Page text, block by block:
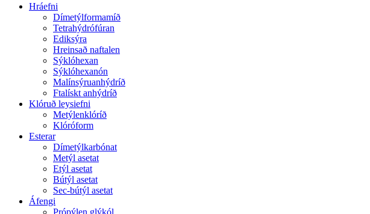
Hráefni
Dímetýlformamíð
Tetrahýdrófúran
Ediksýra
Hreinsað naftalen
Sýklóhexan
Sýklóhexanón
Malínsýruanhýdríð
Ftalískt anhýdríð
Klóruð leysiefni
Metýlenklóríð
Klóróform
Esterar
Dímetýlkarbónat
Metýl asetat
Etýl asetat
Bútýl asetat
Sec-bútýl asetat
Áfengi
Própýlen glýkól